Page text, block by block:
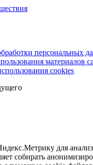
персональных
материалов
cookies
для
собирать